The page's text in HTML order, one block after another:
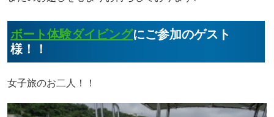
ボート体験ダイビングにご参加のゲスト
様！！
女子旅のお二人！！